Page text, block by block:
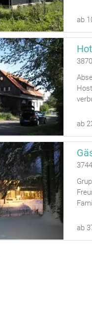
ab
ab
ab